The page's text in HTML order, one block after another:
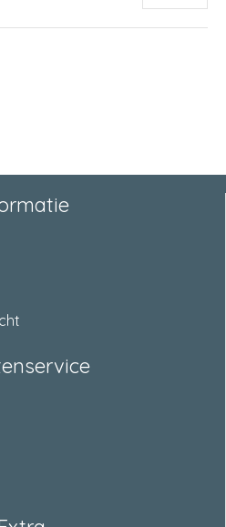
Geen (onbehandeld)
Binnendraad gas